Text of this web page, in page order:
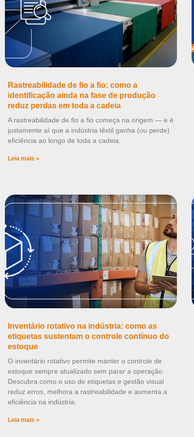
Rastreabilidade de fio a fio: como a
identificação ainda na fase de produção
reduz perdas em toda a cadeia
A rastreabilidade de fio a fio começa na origem — e é
justamente aí que a indústria têxtil ganha (ou perde)
eficiência ao longo de toda a cadeia.
Leia mais »
Inventário rotativo na indústria: como as
etiquetas sustentam o controle contínuo do
estoque
O inventário rotativo permite manter o controle de
estoque sempre atualizado sem parar a operação.
Descubra como o uso de etiquetas e gestão visual
reduz erros, melhora a rastreabilidade e aumenta a
eficiência na indústria.
Leia mais »